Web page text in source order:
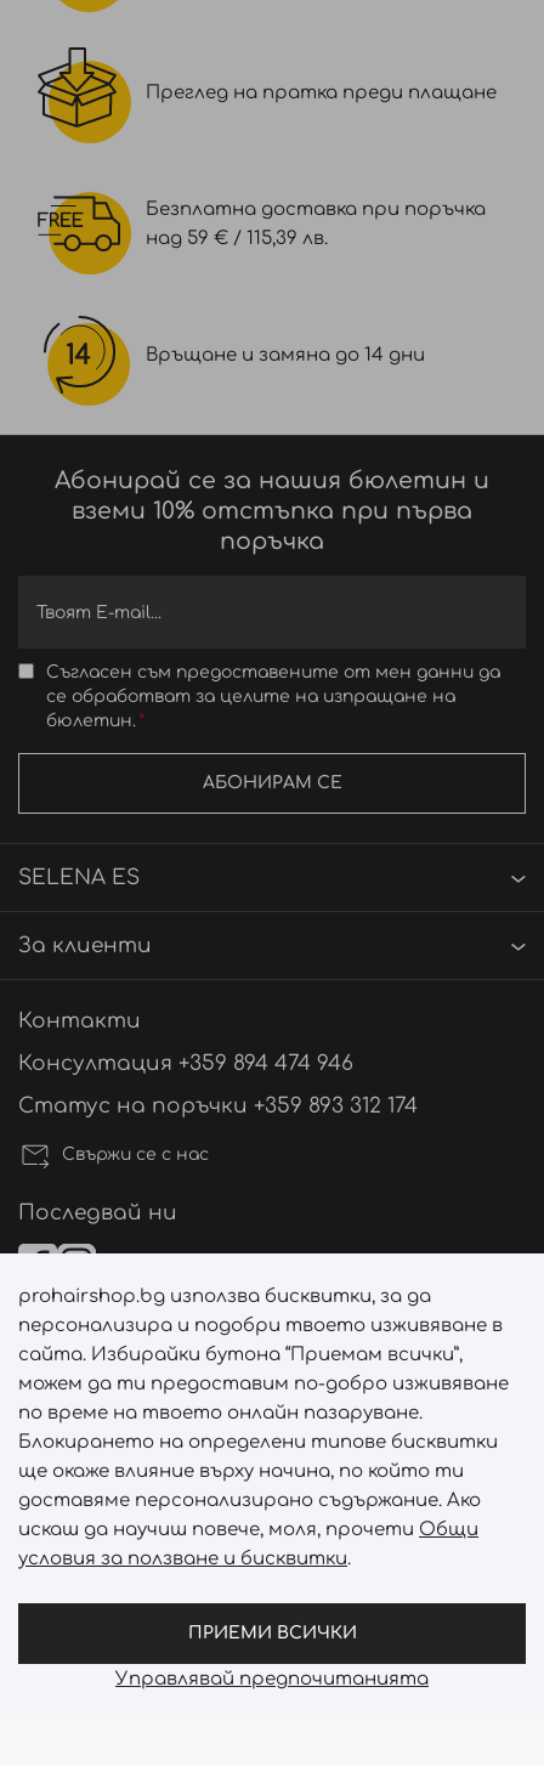
Преглед на пратка преди плащане
Безплатна доставка при поръчка
над 59 € / 115,39 лв.
Връщане и замяна до 14 дни
Абонирай се за нашия бюлетин и
вземи 10% отстъпка при първа
поръчка
Съгласен съм предоставените от мен данни да
се обработват за целите на изпращане на
бюлетин.
АБОНИРАМ СЕ
SELENA ES
За клиенти
Контакти
Консултация +359 894 474 946
Статус на поръчки +359 893 312 174
Свържи се с нас
Последвай ни
Начини на плащане
Начини на доставка
Отключи ексклузивни отстъпки и лимитирани
Prohair Shop © 2026 - Всички права запазени
prohairshop.bg използва бисквитки, за да
персонализира и подобри твоето изживяване в
сайта. Избирайки бутона “Приемам всички”,
можем да ти предоставим по-добро изживяване
по време на твоето онлайн пазаруване.
Блокирането на определени типове бисквитки
ще окаже влияние върху начина, по който ти
доставяме персонализирано съдържание. Ако
искаш да научиш повече, моля, прочети Общи
условия за ползване и бисквитки.
ПРИЕМИ ВСИЧКИ
Управлявай предпочитанията